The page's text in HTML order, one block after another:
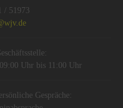
/ 51973
Uhr bis 11:00 Uhr
Gespräche: